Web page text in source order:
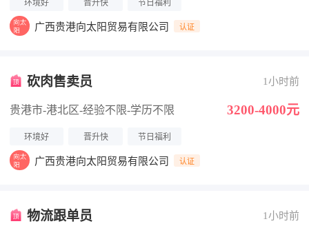
环境好 晋升快 节日福利
广西贵港向太阳贸易有限公司 认证
砍肉售卖员 1小时前
贵港市-港北区-经验不限-学历不限 3200-4000元
环境好 晋升快 节日福利
广西贵港向太阳贸易有限公司 认证
物流跟单员 1小时前